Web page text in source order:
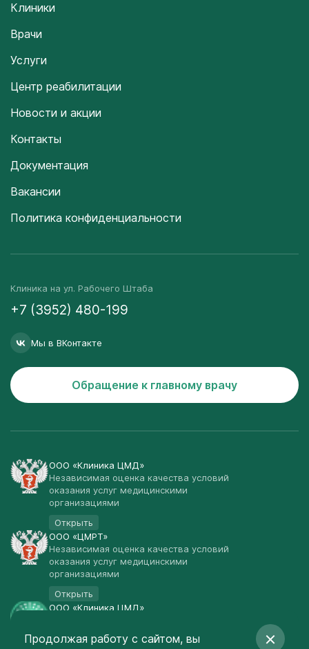
Клиники
Врачи
Услуги
Центр реабилитации
Новости и акции
Контакты
Документация
Вакансии
Политика конфиденциальности
Клиника на ул. Рабочего Штаба
+7 (3952) 480-199
Мы в ВКонтакте
Обращение к главному врачу
ООО «Клиника ЦМД»
Независимая оценка качества условий
оказания услуг медицинскими
организациями
Открыть
ООО «ЦМРТ»
Независимая оценка качества условий
оказания услуг медицинскими
организациями
Открыть
ООО «Клиника ЦМД»
Открыть
Продолжая работу с сайтом, вы